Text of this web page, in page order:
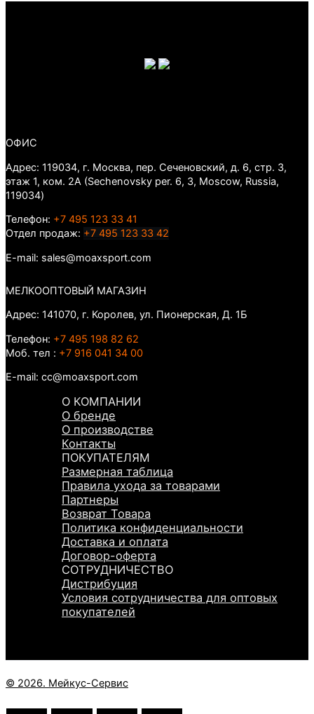
ОФИС
Адрес: 119034, г. Москва, пер. Сеченовский, д. 6, стр. 3,
этаж 1, ком. 2А (Sechenovsky per. 6, 3, Moscow, Russia,
119034)
Телефон: +7 495 123 33 41
Отдел продаж: +7 495 123 33 42
E-mail: sales@moaxsport.com
МЕЛКООПТОВЫЙ МАГАЗИН
Адрес: 141070, г. Королев, ул. Пионерская, Д. 1Б
Телефон: +7 495 198 82 62
Моб. тел : +7 916 041 34 00
E-mail: cc@moaxsport.com
О КОМПАНИИ
О бренде
О производстве
Контакты
ПОКУПАТЕЛЯМ
Размерная таблица
Правила ухода за товарами
Партнеры
Возврат Товара
Политика конфиденциальности
Доставка и оплата
Договор-оферта
СОТРУДНИЧЕСТВО
Дистрибуция
Условия сотрудничества для оптовых
покупателей
© 2026. Мейкус-Сервис